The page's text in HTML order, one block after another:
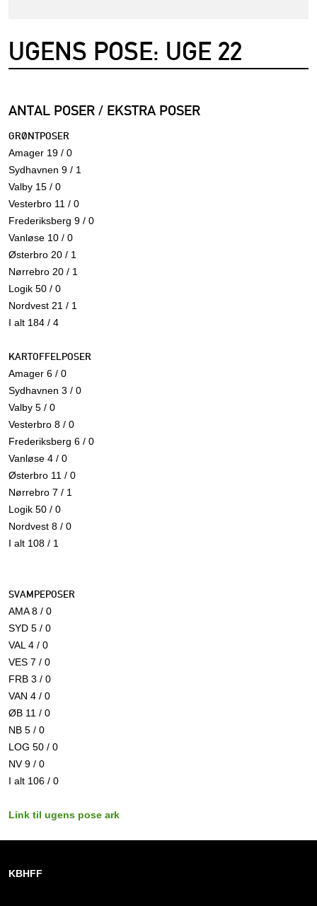
UGENS POSE: UGE 22
ANTAL POSER / EKSTRA POSER
GRØNTPOSER
Amager 19 / 0
Sydhavnen 9 / 1
Valby 15 / 0
Vesterbro 11 / 0
Frederiksberg 9 / 0
Vanløse 10 / 0
Østerbro 20 / 1
Nørrebro 20 / 1
Logik 50 / 0
Nordvest 21 / 1
I alt 184 / 4
KARTOFFELPOSER
Amager 6 / 0
Sydhavnen 3 / 0
Valby 5 / 0
Vesterbro 8 / 0
Frederiksberg 6 / 0
Vanløse 4 / 0
Østerbro 11 / 0
Nørrebro 7 / 1
Logik 50 / 0
Nordvest 8 / 0
I alt 108 / 1
SVAMPEPOSER
AMA 8 / 0
SYD 5 / 0
VAL 4 / 0
VES 7 / 0
FRB 3 / 0
VAN 4 / 0
ØB 11 / 0
NB 5 / 0
LOG 50 / 0
NV 9 / 0
I alt 106 / 0
Link til ugens pose ark
KBHFF